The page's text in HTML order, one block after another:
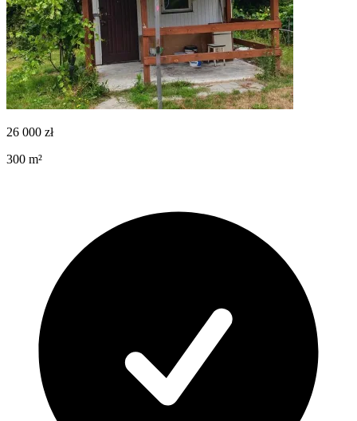
26 000 zł
300 m²